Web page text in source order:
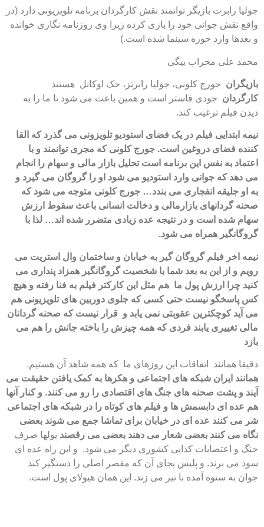
جولیا رابرت بازیگر توانمند نقش کارگردان برنامه تلویزیونی دارد (در
واقع نقش جوانی خود را بازی کرده زیرا وی روزنامه نگاری خوانده
و بعدها وارد حوزه سینما شده است.)
محمد علی محراب بیگی
بازیگران جورج کلونی، جولیا رابرتز، جک اوکانل هستند
کارگردان جودی فاستر است و همین باعث می شود تا ما را به
دیدن فیلم ترغیب کند.
نیمه ابتدایی فیلم در یک فضای استودیو تلویزونی می گذرد که القا
کننده فضای دروغین است. جورج کلونی که مجری توانمند و با
اعتماد به نفس این برنامه است تحلیل بازار مالی و سهام را انجام
می دهد که جوانی وارد استودیو می شود او را گروگان می گیرد و
به او جلیقه انفجاری می بندد… جورج کلونی متوجه می شود که
صحنه گردانهای بازارمالی و دخالت انسانی باعث سقوط ارزش
سهام شده است و در نتیجه عده زیادی متضرر شده اند… لذا با
گروگانگیر همراه می شود.
نیمه اخر فیلم گروگان گیر به خیابان و ساختمان وال استریت می
رویم و از این به بعد شما با شخصیت گروگانگیر همزاد پنداری می
کنید چرا ارزش پول ما هم مثل این کارکتر فیلم به فنا رفته و هیچ
کس پاسخگو نیست حتی کسی که جلوی دوربین های تلویزیونی هم
می آید کوچکترین عقوبتی نمی یابد و قرار نیست که صحنه گردانان
مالی تغییری یابند فردی که همه چیزش را باخته جانش را هم می
بازد
دقیقا همانند اتفاقات این روزهای ما که همه شاهد آن هستیم.
همانند ایران شبکه های اجتماعی و هکرها به کمک یافتن حقیقت می
آیند و پشت صحنه های جنگ های اقتصادی را رو می کنند. و کنار آنها
هم عده ای دابسمش ها و فیلم های کوتاه را در شبکه های اجتماعی
شر می کنند عده ای در خیابان برای تماشا جمع می شوند بعضی
نگاه می کنند بعضی شعار می دهند بعضی می رقصند پولها صرف
جنگ و اعتصابات کذایی کشوری دیگر می شود. و این راه عده ای
سود می برند. و پلیس بجای آن که مقصر اصلی را دستگیر کند
جوان به ستوه آمده با تیر می زند. این همان هیولای پول است.